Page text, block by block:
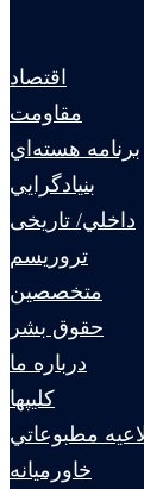
اقتصاد
مقاومت
برنامه هسته‌اي
بنيادگرايي
داخلي/ تاریخی
تروريسم
متخصصين
حقوق بشر
درباره ما
كليپها
مطبوعاتي
خاورميانه